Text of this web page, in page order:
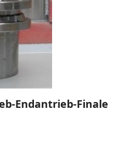
Endantrieb-Finale